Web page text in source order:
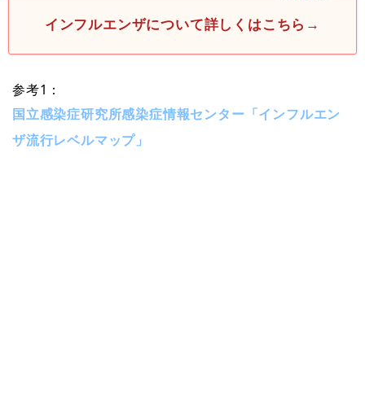
インフルエンザについて詳しくはこちら→
参考1：
国立感染症研究所感染症情報センター「インフルエン
ザ流行レベルマップ」